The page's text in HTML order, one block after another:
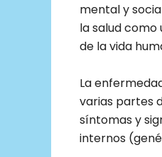
mental y
la salud
de la vida
La
varias partes
síntomas y
internos